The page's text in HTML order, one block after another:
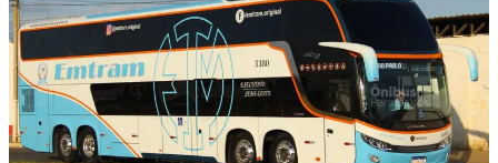
e-
mail